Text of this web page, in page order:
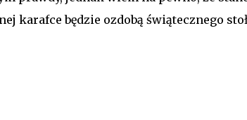
karafce będzie ozdobą świątecznego